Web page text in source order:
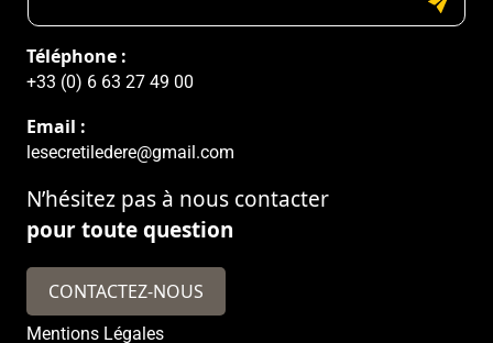
Téléphone :
+33 (0) 6 63 27 49 00
Email :
lesecretiledere@gmail.com
N’hésitez pas à nous contacter
pour toute question
CONTACTEZ-NOUS
Mentions Légales